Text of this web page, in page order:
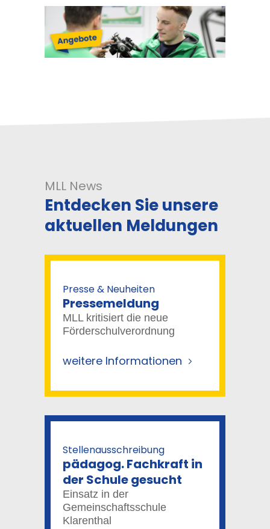
MLL News
Entdecken Sie unsere
aktuellen Meldungen
Presse & Neuheiten
Pressemeldung
MLL kritisiert die neue
Förderschulverordnung
weitere Informationen
Stellenausschreibung
pädagog. Fachkraft in
der Schule gesucht
Einsatz in der
Gemeinschaftsschule
Klarenthal